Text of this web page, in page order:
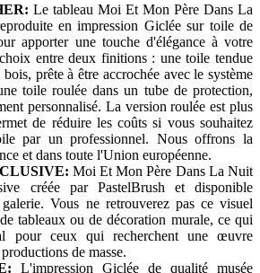
Le tableau Moi Et Mon Père Dans La
en impression Giclée sur toile de
apporter une touche d'élégance à votre
entre deux finitions : une toile tendue
prête à être accrochée avec le système
toile roulée dans un tube de protection,
personnalisé. La version roulée est plus
de réduire les coûts si vous souhaitez
par un professionnel. Nous offrons la
et dans toute l'Union européenne.
Moi Et Mon Père Dans La Nuit
créée par PastelBrush et disponible
Vous ne retrouverez pas ce visuel
tableaux ou de décoration murale, ce qui
pour ceux qui recherchent une œuvre
de masse.
L'impression Giclée de qualité musée